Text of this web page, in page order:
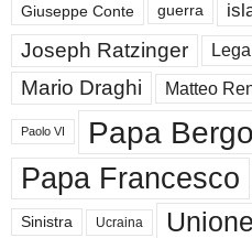
Giuseppe Conte guerra
Joseph Ratzinger Lega
Mario Draghi Matteo
Paolo VI Papa
Papa Francesco
Sinistra Ucraina